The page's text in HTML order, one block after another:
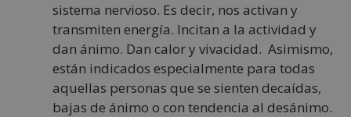
sistema nervioso. Es decir, nos activan y
transmiten energía. Incitan a la actividad y
dan ánimo. Dan calor y vivacidad. Asimismo,
están indicados especialmente para todas
aquellas personas que se sienten decaídas,
bajas de ánimo o con tendencia al desánimo.